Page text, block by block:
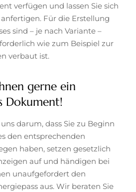
verfügen und lassen Sie sich
Für die Erstellung
sind – je nach Variante –
wie zum Beispiel zur
verbaut ist.
gerne ein
Dokument!
darum, dass Sie zu Beginn
den entsprechenden
haben, setzen gesetzlich
auf und händigen bei
unaufgefordert den
aus. Wir beraten Sie